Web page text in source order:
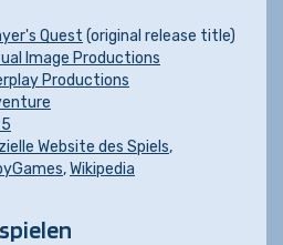
Quest (original release title)
Image Productions
Productions
Website des Spiels,
,Wikipedia